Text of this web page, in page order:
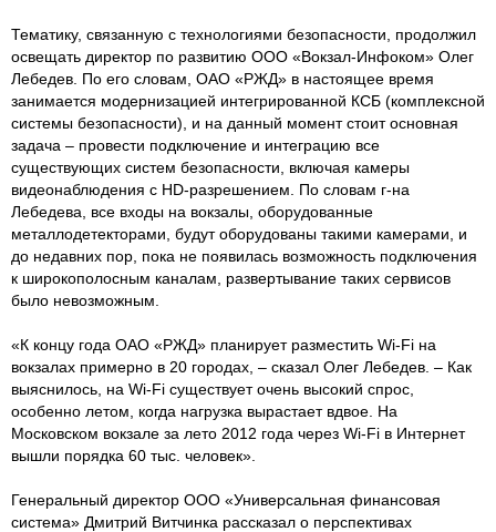
Тематику, связанную с технологиями безопасности, продолжил
освещать директор по развитию ООО «Вокзал-Инфоком» Олег
Лебедев. По его словам, ОАО «РЖД» в настоящее время
занимается модернизацией интегрированной КСБ (комплексной
системы безопасности), и на данный момент стоит основная
задача – провести подключение и интеграцию все
существующих систем безопасности, включая камеры
видеонаблюдения с HD-разрешением. По словам г-на
Лебедева, все входы на вокзалы, оборудованные
металлодетекторами, будут оборудованы такими камерами, и
до недавних пор, пока не появилась возможность подключения
к широкополосным каналам, развертывание таких сервисов
было невозможным.
«К концу года ОАО «РЖД» планирует разместить Wi-Fi на
вокзалах примерно в 20 городах, – сказал Олег Лебедев. – Как
выяснилось, на Wi-Fi существует очень высокий спрос,
особенно летом, когда нагрузка вырастает вдвое. На
Московском вокзале за лето 2012 года через Wi-Fi в Интернет
вышли порядка 60 тыс. человек».
Генеральный директор ООО «Универсальная финансовая
система» Дмитрий Витчинка рассказал о перспективах